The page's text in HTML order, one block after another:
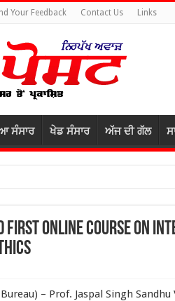
Your Feedback Contact Us Links
ਸੰਸਾਰ ਖੇਡ ਸੰਸਾਰ ਅੱਜ ਦੀ ਗੱਲ
first online course on
– Prof. Jaspal Singh